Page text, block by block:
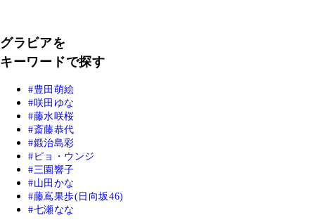
グラビアを
キーワードで探す
豊田萌絵
咲田ゆな
藤水咲桜
斎藤恭代
鍛治島彩
ピョ・ウンジ
三園響子
山田かな
藤嶌果歩(日向坂46)
七瀬なな